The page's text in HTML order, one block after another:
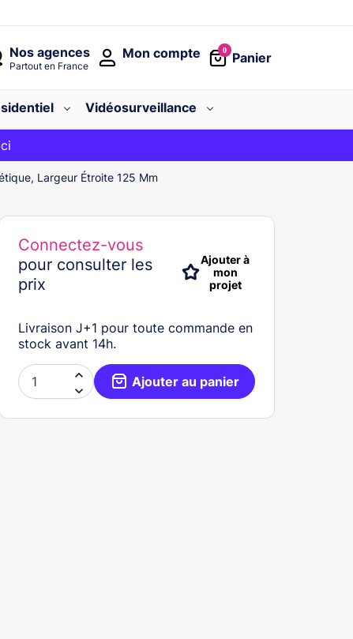
Nos agences
Partout en France
0
Panier
Mon compte
Vidéosurveillance
le code
Largeur Étroite 125 Mm
Connectez-vous
pour consulter les
prix
Ajouter à
mon
projet
Livraison J+1 pour toute commande en
stock avant 14h.

 Ajouter au panier